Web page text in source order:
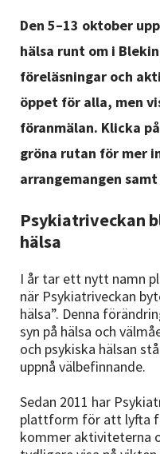
Den 5–13 oktober
hälsa runt om i
föreläsningar och
öppet för alla, men
föranmälan. Klicka
gröna rutan för mer
arrangemangen
Psykiatriveckan
hälsa
I år tar ett nytt namn
när Psykiatriveckan
hälsa”. Denna
syn på hälsa och
och psykiska hälsan
uppnå välbefinnande.
Sedan 2011 har
plattform för att lyfta
kommer aktiviteterna